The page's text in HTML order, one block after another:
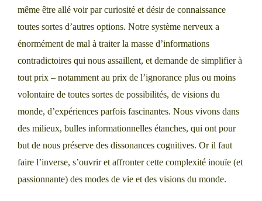
même être allé voir par curiosité et désir de connaissance
toutes sortes d’autres options. Notre système nerveux a
énormément de mal à traiter la masse d’informations
contradictoires qui nous assaillent, et demande de simplifier à
tout prix – notamment au prix de l’ignorance plus ou moins
volontaire de toutes sortes de possibilités, de visions du
monde, d’expériences parfois fascinantes. Nous vivons dans
des milieux, bulles informationnelles étanches, qui ont pour
but de nous préserve des dissonances cognitives. Or il faut
faire l’inverse, s’ouvrir et affronter cette complexité inouïe (et
passionnante) des modes de vie et des visions du monde.